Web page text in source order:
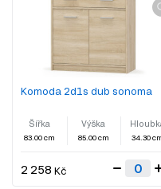
Komoda 2d1s dub sonoma
Šířka
83.00 cm
Výška
85.00 cm 34.30
2 258 Kč